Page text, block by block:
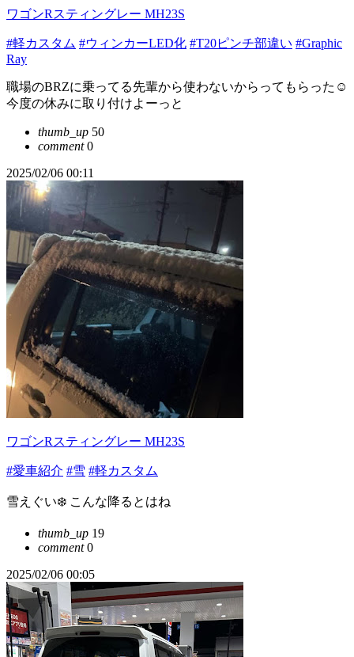
ワゴンRスティングレー MH23S
#軽カスタム #ウィンカーLED化 #T20ピンチ部違い #Graphic
Ray
職場のBRZに乗ってる先輩から使わないからってもらった☺️
今度の休みに取り付けよーっと
thumb_up 50
comment0
2025/02/06 00:11
ワゴンRスティングレー MH23S
#愛車紹介 #雪 #軽カスタム
雪えぐい❄️ こんな降るとはね
thumb_up 19
comment0
2025/02/06 00:05